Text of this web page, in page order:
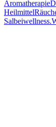
Aromatherapie
Heilmittel
Salbeiwellness.